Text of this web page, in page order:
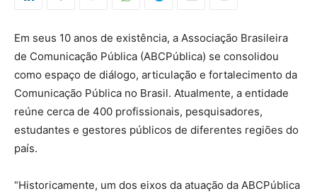
Em seus 10 anos de existência, a Associação Brasileira
de Comunicação Pública (ABCPública) se consolidou
como espaço de diálogo, articulação e fortalecimento da
Comunicação Pública no Brasil. Atualmente, a entidade
reúne cerca de 400 profissionais, pesquisadores,
estudantes e gestores públicos de diferentes regiões do
país.
“Historicamente, um dos eixos da atuação da ABCPública